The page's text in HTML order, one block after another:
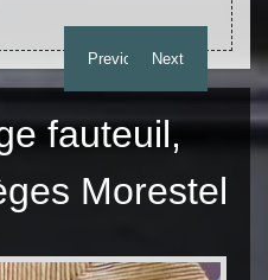
Previous Next
fauteuil,
Morestel